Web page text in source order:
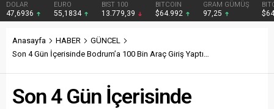
DOLAR
47,6936
EURO
55,1834
BIST 100
13.779,39
BITCOIN
$64.992
GRAM GÜMÜŞ
97,25
Anasayfa HABER
GÜNCEL
Son 4 Gün İçerisinde Bodrum’a 100 Bin Araç Giriş Yaptı…
Son 4 Gün İçerisinde